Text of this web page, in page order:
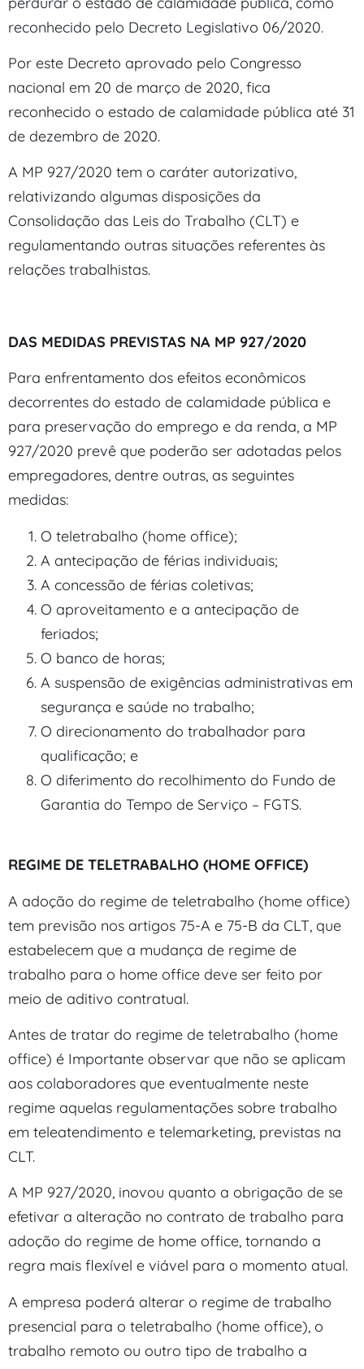
reconhecido pelo Decreto Legislativo 06/2020.
Por este Decreto aprovado pelo Congresso
nacional em 20 de março de 2020, fica
reconhecido o estado de calamidade pública até 31
de dezembro de 2020.
A MP 927/2020 tem o caráter autorizativo,
relativizando algumas disposições da
Consolidação das Leis do Trabalho (CLT) e
regulamentando outras situações referentes às
relações trabalhistas.
DAS MEDIDAS PREVISTAS NA MP 927/2020
Para enfrentamento dos efeitos econômicos
decorrentes do estado de calamidade pública e
para preservação do emprego e da renda, a MP
927/2020 prevê que poderão ser adotadas pelos
empregadores, dentre outras, as seguintes
medidas:
O teletrabalho (home office);
A antecipação de férias individuais;
A concessão de férias coletivas;
O aproveitamento e a antecipação de
feriados;
O banco de horas;
A suspensão de exigências administrativas em
segurança e saúde no trabalho;
O direcionamento do trabalhador para
qualificação; e
O diferimento do recolhimento do Fundo de
Garantia do Tempo de Serviço – FGTS.
REGIME DE TELETRABALHO (HOME OFFICE)
A adoção do regime de teletrabalho (home office)
tem previsão nos artigos 75-A e 75-B da CLT, que
estabelecem que a mudança de regime de
trabalho para o home office deve ser feito por
meio de aditivo contratual.
Antes de tratar do regime de teletrabalho (home
office) é Importante observar que não se aplicam
aos colaboradores que eventualmente neste
regime aquelas regulamentações sobre trabalho
em teleatendimento e telemarketing, previstas na
CLT.
A MP 927/2020, inovou quanto a obrigação de se
efetivar a alteração no contrato de trabalho para
adoção do regime de home office, tornando a
regra mais flexível e viável para o momento atual.
A empresa poderá alterar o regime de trabalho
presencial para o teletrabalho (home office), o
trabalho remoto ou outro tipo de trabalho a